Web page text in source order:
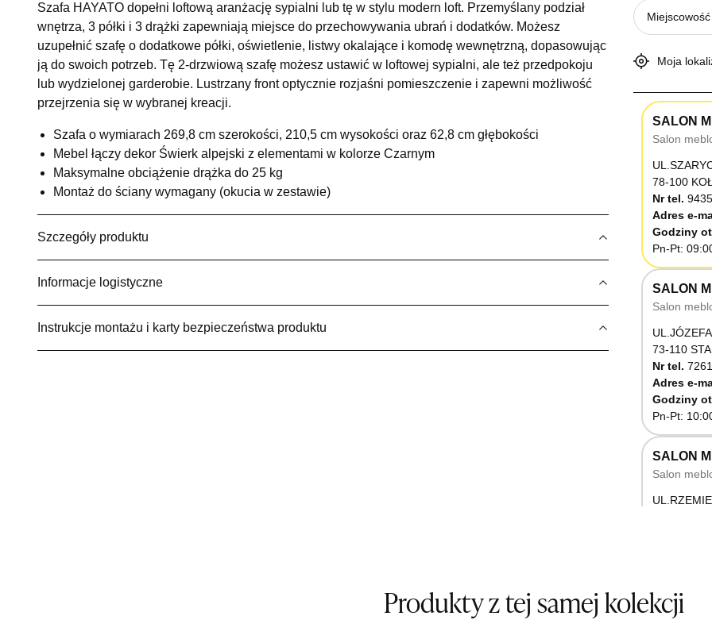
Szafa HAYATO dopełni loftową aranżację sypialni lub tę w stylu modern loft. Przemyślany podział
wnętrza, 3 półki i 3 drążki zapewniają miejsce do przechowywania ubrań i dodatków. Możesz
uzupełnić szafę o dodatkowe półki, oświetlenie, listwy okalające i komodę wewnętrzną, dopasowując
ją do swoich potrzeb. Tę 2-drzwiową szafę możesz ustawić w loftowej sypialni, ale też przedpokoju
lub wydzielonej garderobie. Lustrzany front optycznie rozjaśni pomieszczenie i zapewni możliwość
przejrzenia się w wybranej kreacji.
Szafa o wymiarach 269,8 cm szerokości, 210,5 cm wysokości oraz 62,8 cm głębokości
Mebel łączy dekor Świerk alpejski z elementami w kolorze Czarnym
Maksymalne obciążenie drążka do 25 kg
Montaż do ściany wymagany (okucia w zestawie)
Szczegóły produktu
Informacje logistyczne
Instrukcje montażu i karty bezpieczeństwa produktu
Moja
SALON
Salon
78-100
Nr tel.
Adres e-
Godziny
Pn-Pt:
SALON
Salon
73-110
Nr tel.
Adres e-
Godziny
Pn-Pt:
SALON
Salon
SALON
Produkty z tej samej kolekcji